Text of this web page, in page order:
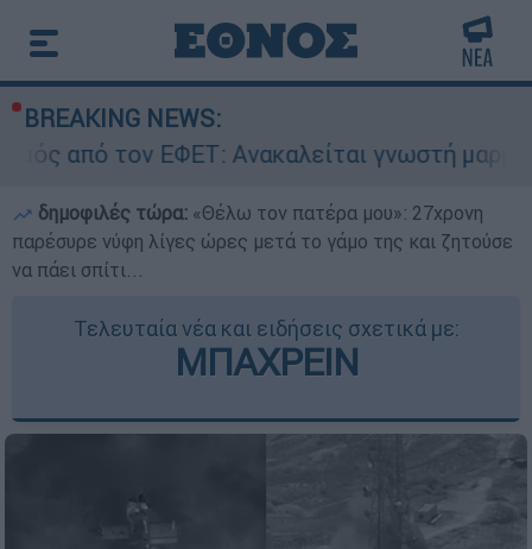
BREAKING NEWS:
Ανακαλείται γνωστή μαρμελάδα -
δημοφιλές τώρα: «Θέλω τον πατέρα μου»: 27χρονη
παρέσυρε νύφη λίγες ώρες μετά το γάμο της και ζητούσε
να πάει σπίτι...
Τελευταία νέα και ειδήσεις σχετικά με:
ΜΠΑΧΡΕΙΝ